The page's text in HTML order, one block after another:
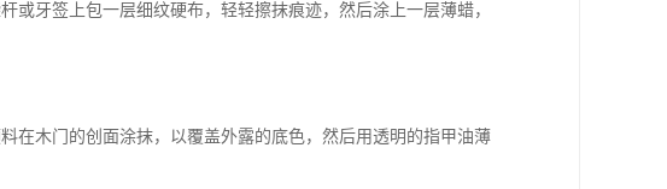
牙签上包一层细纹硬布，轻轻擦抹痕迹，然后涂上一层薄蜡，
在木门的创面涂抹，以覆盖外露的底色，然后用透明的指甲油薄